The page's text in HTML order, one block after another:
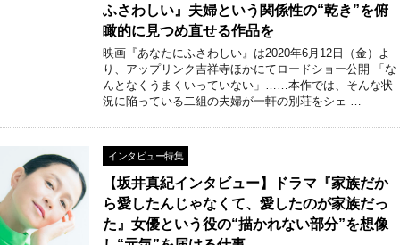
ふさわしい』夫婦という関係性の“乾き”を俯
瞰的に見つめ直せる作品を
映画『あなたにふさわしい』は2020年6月12日（金）よ
り、アップリンク吉祥寺ほかにてロードショー公開 「な
んとなくうまくいっていない」……本作では、そんな状
況に陥っている二組の夫婦が一軒の別荘をシェ …
インタビュー特集
【坂井真紀インタビュー】ドラマ『家族だか
ら愛したんじゃなくて、愛したのが家族だっ
た』女優という役の“描かれない部分”を想像